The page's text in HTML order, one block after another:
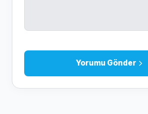
Yorumu Gönder